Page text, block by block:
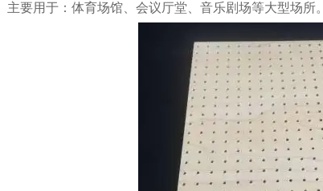
主要用于：体育场馆、会议厅堂、音乐剧场等大型场所。